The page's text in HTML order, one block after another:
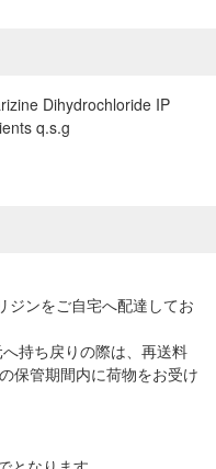
Dihydrochloride IP
q.s.g
ジンをご自宅へ配達してお
持ち戻りの際は、再送料
保管期間内に荷物をお受け